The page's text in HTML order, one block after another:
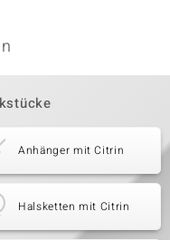
Anhänger mit Citrin
Halsketten mit Citrin